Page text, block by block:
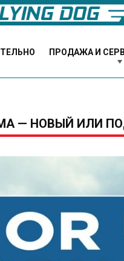
ПРОДАЖА И
— НОВЫЙ ИЛИ